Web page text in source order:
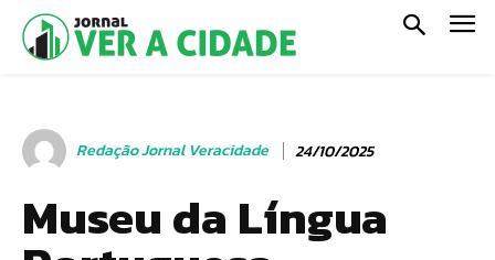
Redação Jornal Veracidade 24/10/2025
Museu da Língua